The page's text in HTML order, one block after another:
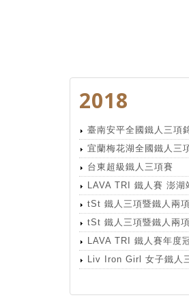
2018
臺南安平全國鐵人三項
宜蘭梅花湖全國鐵人三
台東超級鐵人三項賽
LAVA TRI 鐵人賽 澎湖
tSt 鐵人三項暨鐵人兩
tSt 鐵人三項暨鐵人兩
LAVA TRI 鐵人賽年度
Liv Iron Girl 女子鐵人